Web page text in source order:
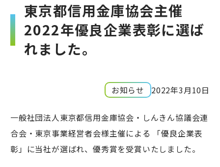
東京都信用金庫協会主催
2022年優良企業表彰に選ば
れました。
お知らせ 2022年3月10日
一般社団法人東京都信用金庫協会・しんきん協議会連
合会・東京事業経営者会様主催による 「優良企業表
彰」に当社が選ばれ、優秀賞を受賞いたしました。